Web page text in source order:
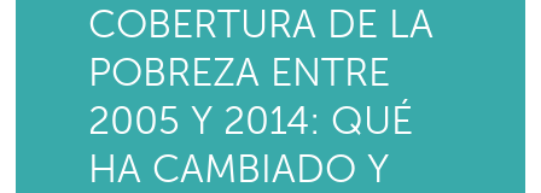
COBERTURA DE LA
POBREZA ENTRE
2005 Y 2014: QUÉ
HA CAMBIADO Y